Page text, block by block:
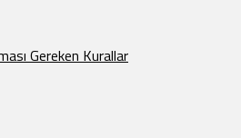
Gereken Kurallar